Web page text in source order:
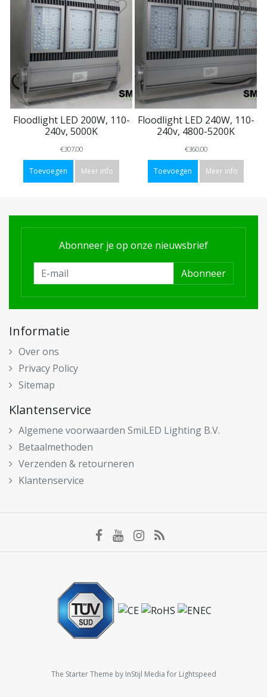
Floodlight LED 200W, 110-
240v, 5000K
€307,00
Toevoegen Meer info
Floodlight LED 240W, 110-
240v, 4800-5200K
€360,00
Toevoegen Meer info
Abonneer je op onze nieuwsbrief
Abonneer
Informatie
Over ons
Privacy Policy
Sitemap
Klantenservice
Algemene voorwaarden SmiLED Lighting B.V.
Betaalmethoden
Verzenden & retourneren
Klantenservice
The Starter Theme by InStijl Media for Lightspeed